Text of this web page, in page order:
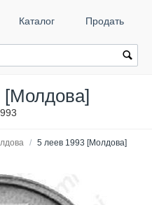
Каталог Продать
[Молдова]
/ 5 леев 1993 [Молдова]